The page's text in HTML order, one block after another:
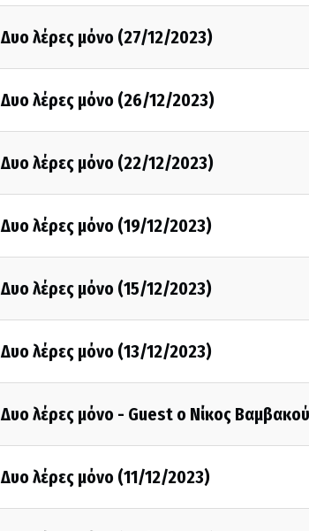
Δυο λέρες μόνο (27/12/2023)
Δυο λέρες μόνο (26/12/2023)
Δυο λέρες μόνο (22/12/2023)
Δυο λέρες μόνο (19/12/2023)
Δυο λέρες μόνο (15/12/2023)
Δυο λέρες μόνο (13/12/2023)
Δυο λέρες μόνο - Guest ο Νίκος
Δυο λέρες μόνο (11/12/2023)